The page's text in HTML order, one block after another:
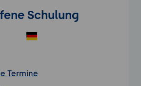
Schulung
Termine